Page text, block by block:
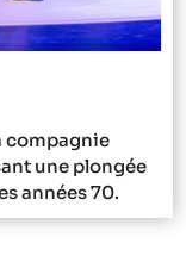
compagnie
une plongée
années 70.